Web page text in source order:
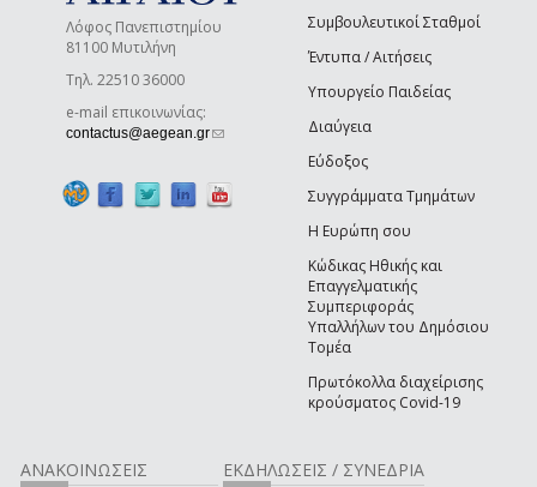
Λόφος Πανεπιστημίου
81100 Μυτιλήνη
Τηλ. 22510 36000
e-mail επικοινωνίας:
contactus@aegean.gr(link sends e-mail)
Συμβουλευτικοί Σταθμοί
Έντυπα / Αιτήσεις
Υπουργείο Παιδείας
Διαύγεια
Εύδοξος
Συγγράμματα Τμημάτων
Η Ευρώπη σου
Κώδικας Ηθικής και
Επαγγελματικής
Συμπεριφοράς
Υπαλλήλων του Δημόσιου
Τομέα
Πρωτόκολλα διαχείρισης
κρούσματος Covid-19
ΑΝΑΚΟΙΝΩΣΕΙΣ ΕΚΔΗΛΩΣΕΙΣ / ΣΥΝΕΔΡΙΑ